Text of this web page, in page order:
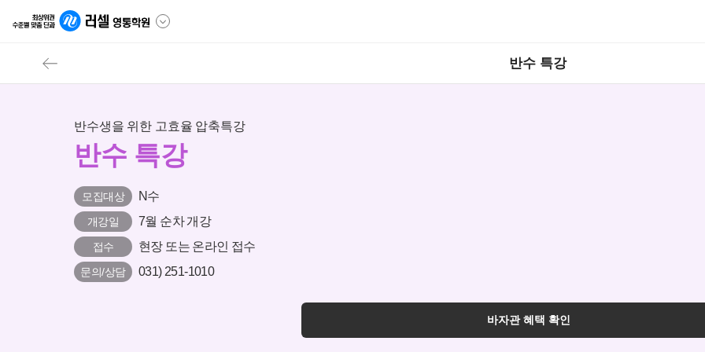
반수 특강
반수생을 위한 고효율 압축특강
반수 특강
모집대상 N수
개강일 7월 순차 개강
접수 현장 또는 온라인 접수
문의/상담 031) 251-1010
바자관 혜택 확인